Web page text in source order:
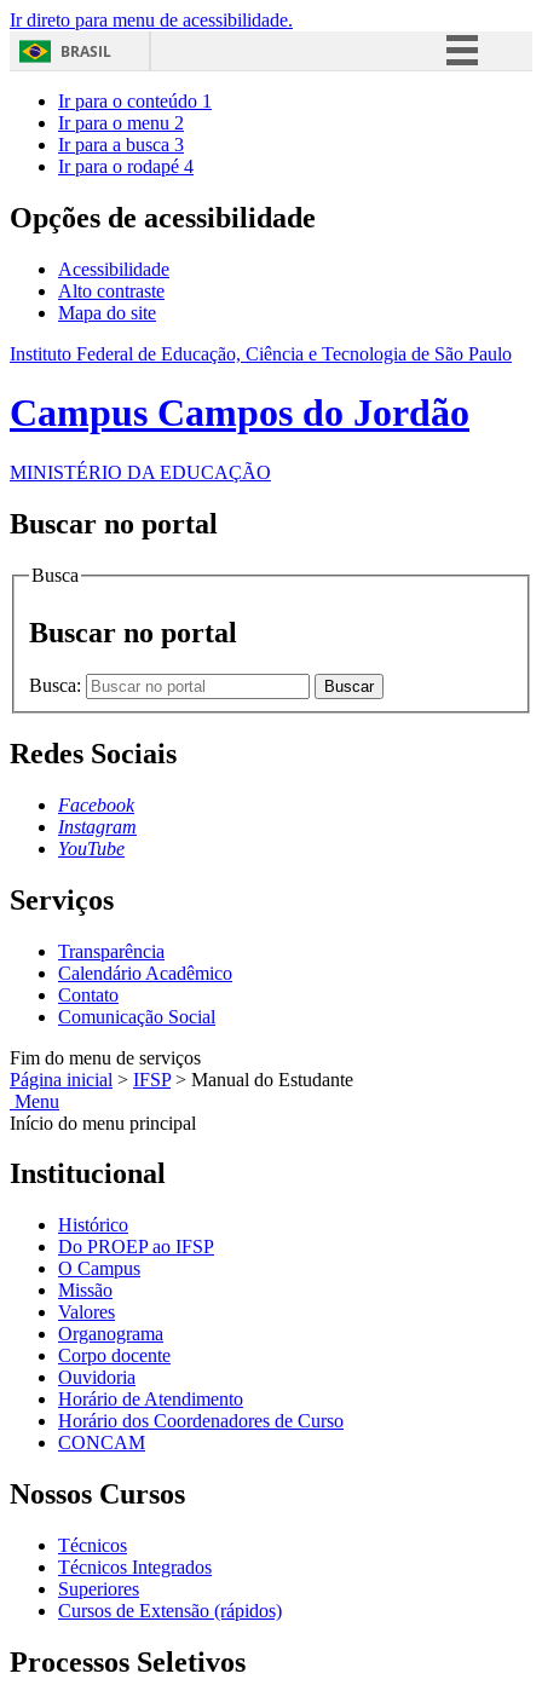
Ir direto para menu de acessibilidade.
BRASIL
Acesso à informação
Ir para o conteúdo 1
Ir para o menu 2
Ir para a busca 3
Ir para o rodapé 4
Opções de acessibilidade
Acessibilidade
Alto contraste
Mapa do site
Instituto Federal de Educação, Ciência e Tecnologia de São Paulo
Campus Campos do Jordão
MINISTÉRIO DA EDUCAÇÃO
Buscar no portal
Busca
Buscar no portal
Busca: Buscar
Redes Sociais
Facebook
Instagram
YouTube
Serviços
Transparência
Calendário Acadêmico
Contato
Comunicação Social
Fim do menu de serviços
Página inicial > IFSP > Manual do Estudante
Menu
Início do menu principal
Institucional
Histórico
Do PROEP ao IFSP
O Campus
Missão
Valores
Organograma
Corpo docente
Ouvidoria
Horário de Atendimento
Horário dos Coordenadores de Curso
CONCAM
Nossos Cursos
Técnicos
Técnicos Integrados
Superiores
Cursos de Extensão (rápidos)
Processos Seletivos